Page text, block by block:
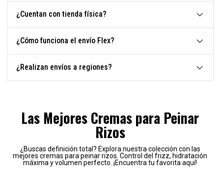
¿Cuentan con tienda física?
¿Cómo funciona el envío Flex?
¿Realizan envíos a regiones?
Las Mejores Cremas para Peinar
Rizos
¿Buscas definición total? Explora nuestra colección con las
mejores cremas para peinar rizos. Control del frizz, hidratación
máxima y volumen perfecto. ¡Encuentra tu favorita aquí!